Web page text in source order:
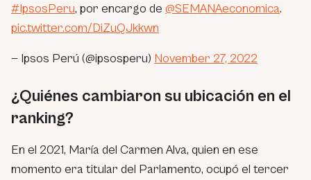
#IpsosPeru, por encargo de @SEMANAeconomica.
pic.twitter.com/DiZuQJkkwn
— Ipsos Perú (@ipsosperu) November 27, 2022
¿Quiénes cambiaron su ubicación en el
ranking?
En el 2021, María del Carmen Alva, quien en ese
momento era titular del Parlamento, ocupó el tercer